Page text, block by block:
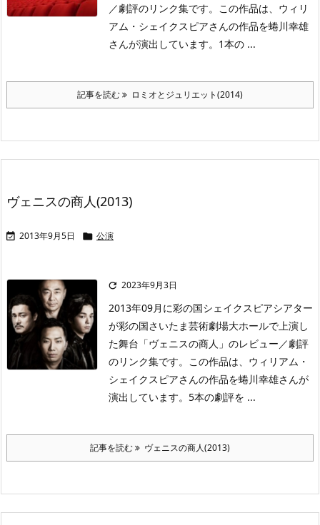
／劇評のリンク集です。この作品は、ウィリ
アム・シェイクスピアさんの作品を蜷川幸雄
さんが演出しています。1本の ...
記事を読む ロミオとジュリエット(2014)
ヴェニスの商人(2013)
 2013年9月5日  公演
 2023年9月3日
2013年09月に彩の国シェイクスピアシアター
が彩の国さいたま芸術劇場大ホールで上演し
た舞台「ヴェニスの商人」のレビュー／劇評
のリンク集です。この作品は、ウィリアム・
シェイクスピアさんの作品を蜷川幸雄さんが
演出しています。5本の劇評を ...
記事を読む ヴェニスの商人(2013)